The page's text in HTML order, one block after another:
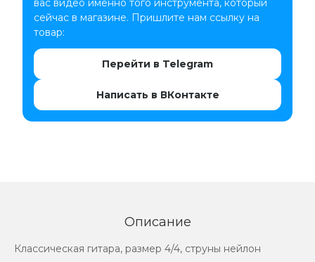
вас видео именно того инструмента, который
сейчас в магазине. Пришлите нам ссылку на
товар:
Перейти в Telegram
Написать в ВКонтакте
Описание
Классическая гитара, размер 4/4, струны нейлон